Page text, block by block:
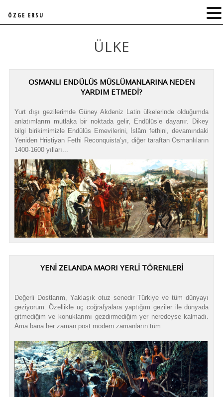
ÜLKE
OSMANLI ENDÜLÜS MÜSLÜMANLARINA NEDEN
YARDIM ETMEDİ?
Yurt dışı gezilerimde Güney Akdeniz Latin ülkelerinde olduğumda
anlatımlarım mutlaka bir noktada gelir, Endülüs’e dayanır. Dikey
bilgi birikimimizle Endülüs Emevilerini, İslâm fethini, devamındaki
Yeniden Hristiyan Fethi Reconquista’yı, diğer taraftan Osmanlıların
1400-1600 yılları...
YENİ ZELANDA MAORI YERLİ TÖRENLERİ
Değerli Dostlarım, Yaklaşık otuz senedir Türkiye ve tüm dünyayı
geziyorum. Özellikle uç coğrafyalara yaptığım geziler ile dünyada
gitmediğim ve konuklarımı gezdirmediğim yer neredeyse kalmadı.
Ama bana her zaman post modern zamanların tüm
ÖZGE ERSU